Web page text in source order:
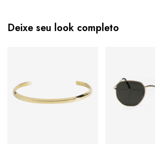
Deixe seu look completo